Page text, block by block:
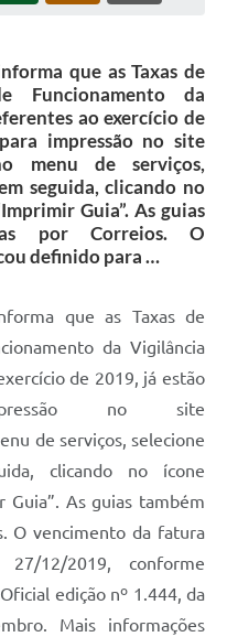
que as Taxas de
Funcionamento da
ao exercício de
impressão no site
menu de serviços,
seguida, clicando no
Guia”. As guias
por Correios. O
definido para …
que as Taxas de
da Vigilância
de 2019, já estão
no site
de serviços, selecione
clicando no ícone
As guias também
O vencimento da fatura
12/2019, conforme
edição nº 1.444, da
Mais informações